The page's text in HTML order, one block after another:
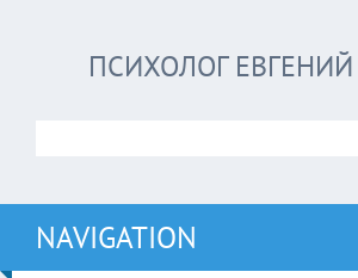
ПСИХОЛОГ
NAVIGATION